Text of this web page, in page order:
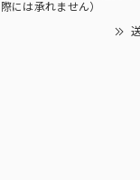
には承れません）